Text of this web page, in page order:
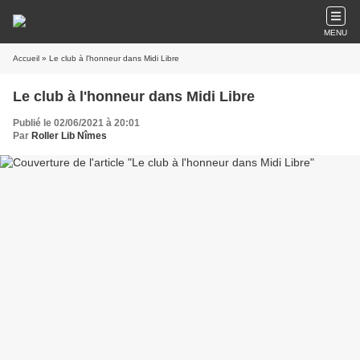
MENU
Accueil » Le club à l'honneur dans Midi Libre
Le club à l'honneur dans Midi Libre
Publié le 02/06/2021 à 20:01
Par Roller Lib Nîmes